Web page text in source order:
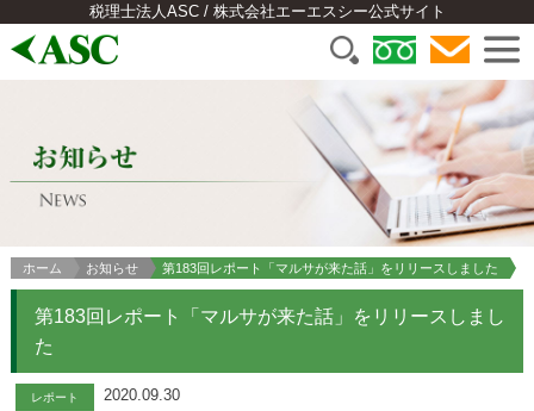
税理士法人ASC / 株式会社エーエスシー公式サイト
ホーム お知らせ 第183回レポート「マルサが来た話」をリリースしました
第183回レポート「マルサが来た話」をリリースしまし
た
レポート 2020.09.30